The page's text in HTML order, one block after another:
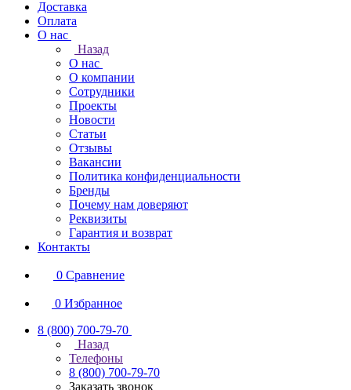
Доставка
Оплата
О нас
Назад
О нас
О компании
Сотрудники
Проекты
Новости
Статьи
Отзывы
Вакансии
Политика конфиденциальности
Бренды
Почему нам доверяют
Реквизиты
Гарантия и возврат
Контакты
0 Сравнение
0 Избранное
8 (800) 700-79-70
Назад
Телефоны
8 (800) 700-79-70
Заказать звонок